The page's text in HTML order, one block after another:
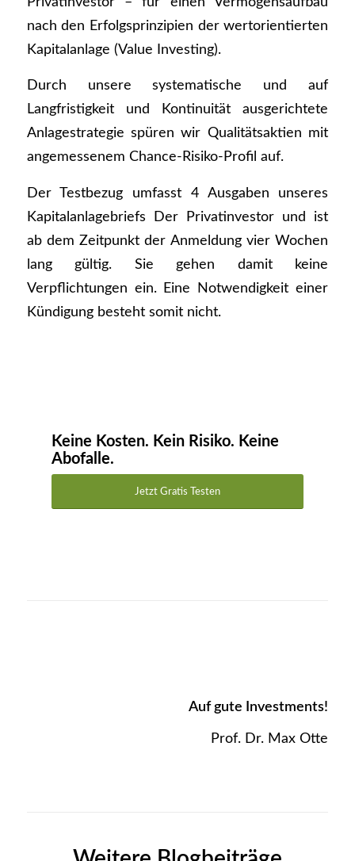
nach den Erfolgsprinzipien der wertorientierten
Kapitalanlage (Value Investing).
Durch unsere systematische und auf
Langfristigkeit und Kontinuität ausgerichtete
Anlagestrategie spüren wir Qualitätsaktien mit
angemessenem Chance-Risiko-Profil auf.
Der Testbezug umfasst 4 Ausgaben unseres
Kapitalanlagebriefs Der Privatinvestor und ist
ab dem Zeitpunkt der Anmeldung vier Wochen
lang gültig. Sie gehen damit keine
Verpflichtungen ein. Eine Notwendigkeit einer
Kündigung besteht somit nicht.
Keine Kosten. Kein Risiko. Keine
Abofalle.
Jetzt Gratis Testen
Auf gute Investments!
Prof. Dr. Max Otte